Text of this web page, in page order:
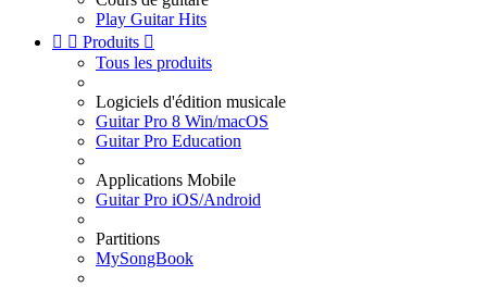
Play Guitar Hits
  Produits 
Tous les produits
Logiciels d'édition musicale
Guitar Pro 8 Win/macOS
Guitar Pro Education
Applications Mobile
Guitar Pro iOS/Android
Partitions
MySongBook